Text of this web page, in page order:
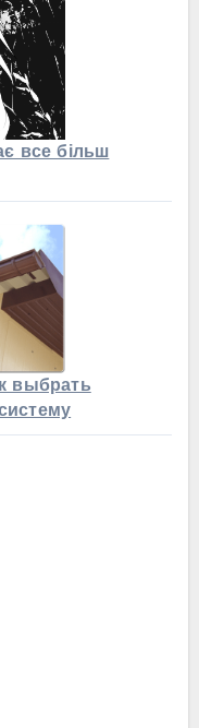
все більш
выбрать